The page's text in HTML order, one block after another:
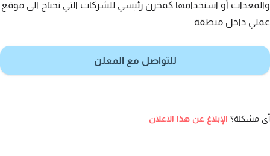
والمعدات أو استخدامها كمخزن رئيسي للشركات التي تحتاج الى موقع
عملي داخل منطقة
للتواصل مع المعلن
أي مشكلة؟ الإبلاغ عن هذا الاعلان